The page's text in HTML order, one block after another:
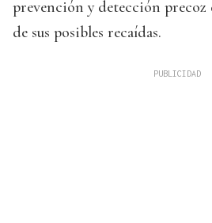
prevención y detección precoz
de sus posibles recaídas.